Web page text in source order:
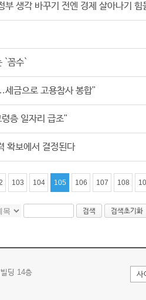
생각 바꾸기 전엔 경제 살아나기 힘
`꼼수`
금으로 고용참사 봉합"
층 일자리 급조"
확보에서 결정된다
103 104 105 106 107 108
검색 검색초기화
사
딩 14층